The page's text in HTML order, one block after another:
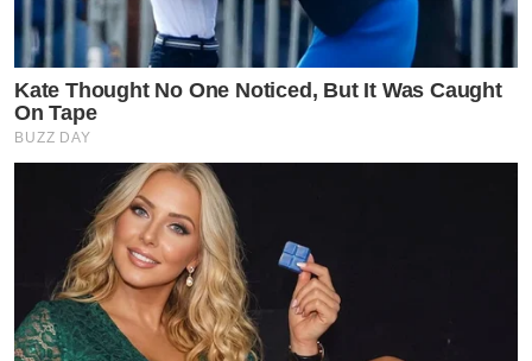
Kate Thought No One Noticed, But It Was Caught
On Tape
BUZZ DAY